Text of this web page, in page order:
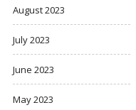
August 2023
July 2023
June 2023
May 2023